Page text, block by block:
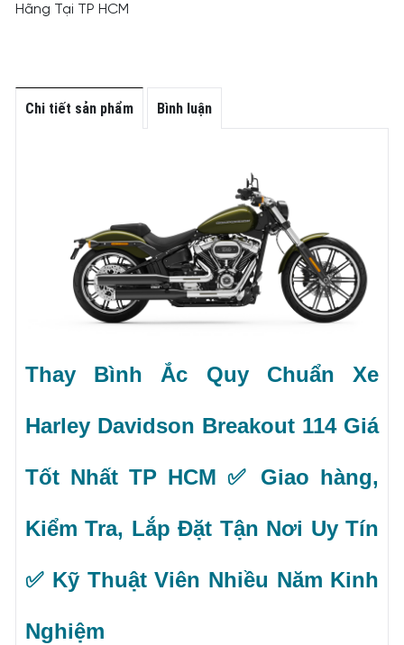
Hãng Tại TP HCM
Chi tiết sản phẩm Bình luận
Thay Bình Ắc Quy Chuẩn Xe
Harley Davidson Breakout 114 Giá
Tốt Nhất TP HCM ✅ Giao hàng,
Kiểm Tra, Lắp Đặt Tận Nơi Uy Tín
✅ Kỹ Thuật Viên Nhiều Năm Kinh
Nghiệm